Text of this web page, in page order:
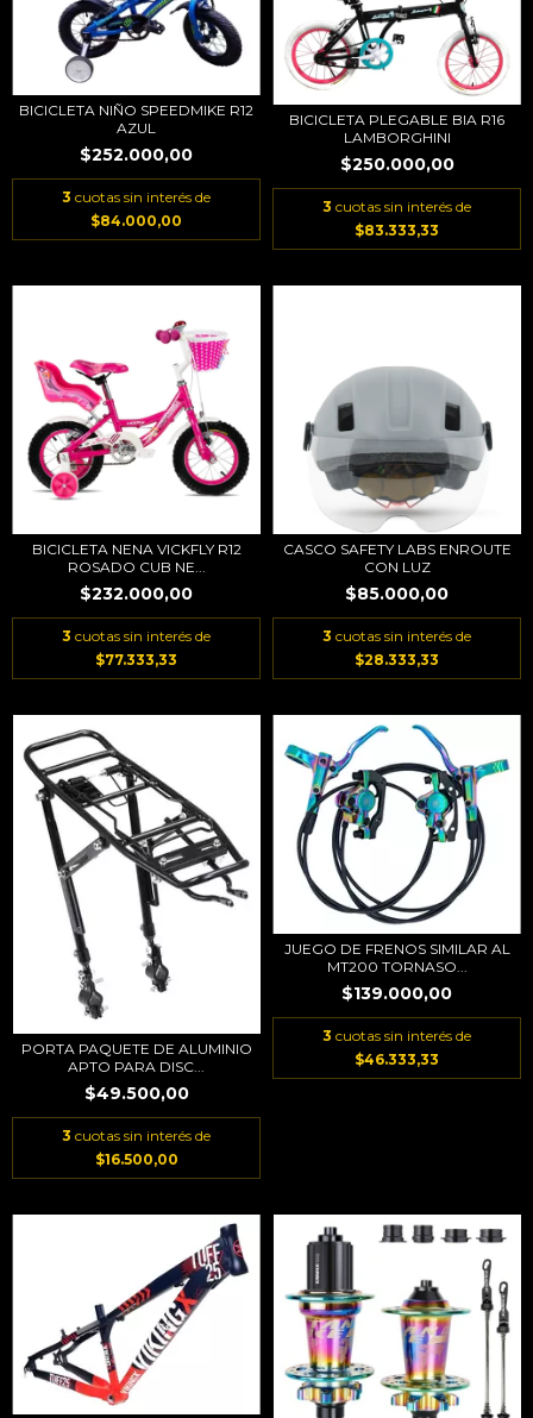
BICICLETA NIÑO SPEEDMIKE R12
AZUL
$252.000,00
3 cuotas sin interés de
$84.000,00
BICICLETA PLEGABLE BIA R16
LAMBORGHINI
$250.000,00
3 cuotas sin interés de
$83.333,33
BICICLETA NENA VICKFLY R12
ROSADO CUB NE...
$232.000,00
3 cuotas sin interés de
$77.333,33
CASCO SAFETY LABS ENROUTE
CON LUZ
$85.000,00
3 cuotas sin interés de
$28.333,33
PORTA PAQUETE DE ALUMINIO
APTO PARA DISC...
$49.500,00
3 cuotas sin interés de
$16.500,00
JUEGO DE FRENOS SIMILAR AL
MT200 TORNASO...
$139.000,00
3 cuotas sin interés de
$46.333,33